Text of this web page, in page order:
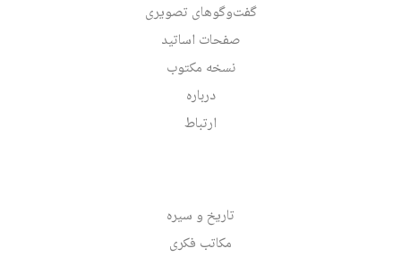
گفت‌وگوهای تصویری
صفحات اساتید
نسخه مکتوب
درباره
ارتباط
تاریخ و سیره
مکاتب فکری